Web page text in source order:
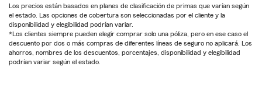
Los precios están basados en planes de clasificación de primas que varían según
el estado. Las opciones de cobertura son seleccionadas por el cliente y la
disponibilidad y elegibilidad podrían variar.
*Los clientes siempre pueden elegir comprar solo una póliza, pero en ese caso el
descuento por dos o más compras de diferentes líneas de seguro no aplicará. Los
ahorros, nombres de los descuentos, porcentajes, disponibilidad y elegibilidad
podrían variar según el estado.